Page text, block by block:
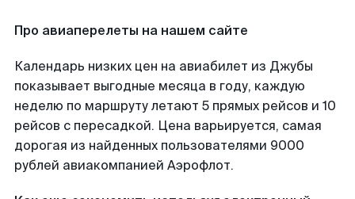
Про авиаперелеты на нашем сайте
Календарь низких цен на авиабилет из Джубы
показывает выгодные месяца в году, каждую
неделю по маршруту летают 5 прямых рейсов и 10
рейсов с пересадкой. Цена варьируется, самая
дорогая из найденных пользователями 9000
рублей авиакомпанией Аэрофлот.